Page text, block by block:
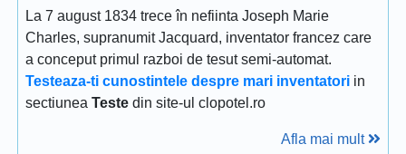
La 7 august 1834 trece în nefiinta Joseph Marie
Charles, supranumit Jacquard, inventator francez care
a conceput primul razboi de tesut semi-automat.
Testeaza-ti cunostintele despre mari inventatori in
sectiunea Teste din site-ul clopotel.ro
Afla mai mult